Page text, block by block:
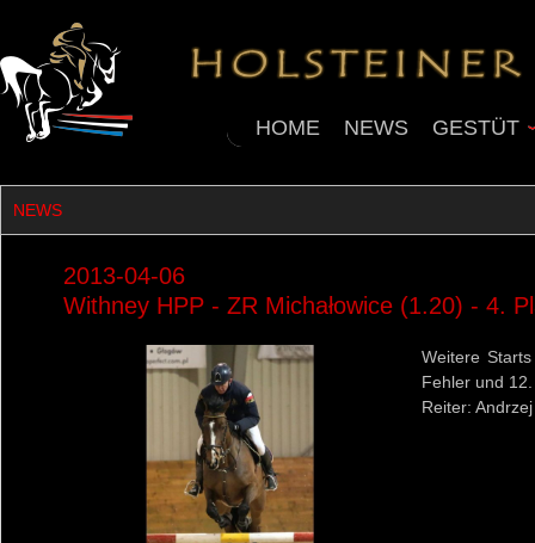
HOME NEWS GESTÜT
NEWS
2013-04-06
Withney HPP - ZR Michałowice (1.20) - 4.
Weitere
Fehler und
Reiter: